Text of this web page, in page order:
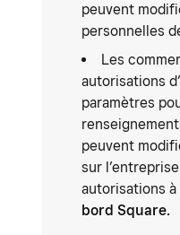
peuvent
personnelles
Les
autorisations
paramètres
peuvent
sur
autorisations
bord Square.